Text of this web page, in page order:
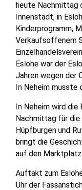
heute Nachmittag
Innenstadt, in
Kinderprogramm,
Verkaufsoffenem
Eslohe war der
Jahren wegen der
In Neheim musste
In Neheim wird die
Nachmittag für die
Hüpfburgen und
bringt die
auf den Marktplatz.
Auftakt zum
Uhr der